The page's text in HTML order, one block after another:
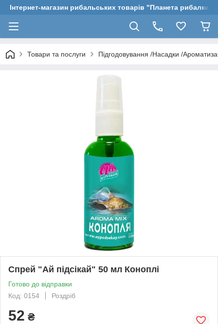
Інтернет-магазин рибальських товарів "Планета рибалки"
Товари та послуги Підгодовування /Насадки /
Спрей "Ай підсікай" 50 мл Коноплі
Готово до відправки
Код: 0154
Роздріб
52 ₴